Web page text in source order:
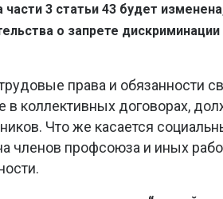
3 статьи 43 будет
о запрете
права и обязанности
в коллективных договорах,
Что же касается
членов профсоюза и иных